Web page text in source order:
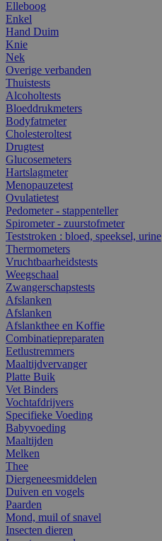
Elleboog
Enkel
Hand Duim
Knie
Nek
Overige verbanden
Thuistests
Alcoholtests
Bloeddrukmeters
Bodyfatmeter
Cholesteroltest
Drugtest
Glucosemeters
Hartslagmeter
Menopauzetest
Ovulatietest
Pedometer - stappenteller
Spirometer - zuurstofmeter
Teststroken : bloed, speeksel, urine
Thermometers
Vruchtbaarheidstests
Weegschaal
Zwangerschapstests
Afslanken
Afslanken
Afslankthee en Koffie
Combinatiepreparaten
Eetlustremmers
Maaltijdvervanger
Platte Buik
Vet Binders
Vochtafdrijvers
Specifieke Voeding
Babyvoeding
Maaltijden
Melken
Thee
Diergeneesmiddelen
Duiven en vogels
Paarden
Mond, muil of snavel
Insecten dieren